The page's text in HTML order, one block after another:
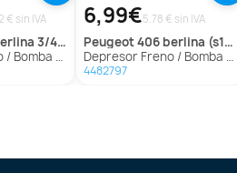
€ sin IVA
4/5 puertas (s2)
Berlina 3/4/5 Puertas (S2)
6,99€5.78 € sin IVA
peugeot406 berlina (s1/s2)
Depresor Freno / Bomba Vacio para Peugeot 406 Berlina (S1/S2)
4482797